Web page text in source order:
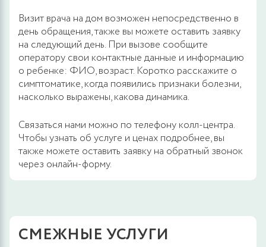
Визит врача на дом возможен непосредственно в
день обращения, также вы можете оставить заявку
на следующий день. При вызове сообщите
оператору свои контактные данные и информацию
о ребенке: ФИО, возраст. Коротко расскажите о
симптоматике, когда появились признаки болезни,
насколько выражены, какова динамика.
Связаться нами можно по телефону колл-центра.
Чтобы узнать об услуге и ценах подробнее, вы
также можете оставить заявку на обратный звонок
через онлайн-форму.
СМЕЖНЫЕ УСЛУГИ